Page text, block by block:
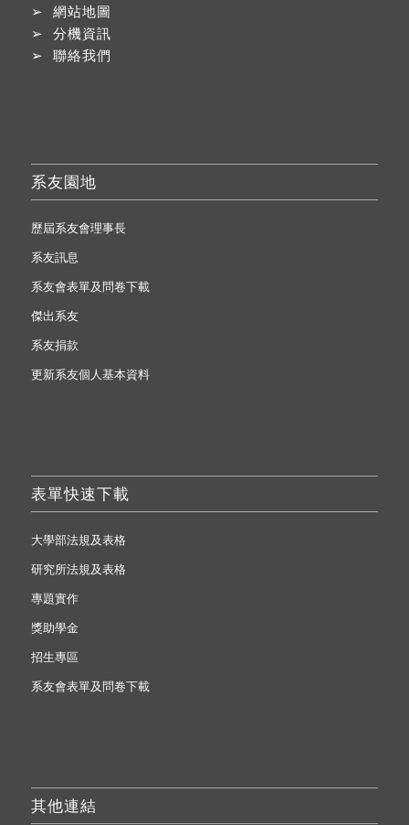
➢ 網站地圖
➢ 分機資訊
➢ 聯絡我們
系友園地
歷屆系友會理事長
系友訊息
系友會表單及問卷下載
傑出系友
系友捐款
更新系友個人基本資料
表單快速下載
大學部法規及表格
研究所法規及表格
專題實作
獎助學金
招生專區
系友會表單及問卷下載
其他連結